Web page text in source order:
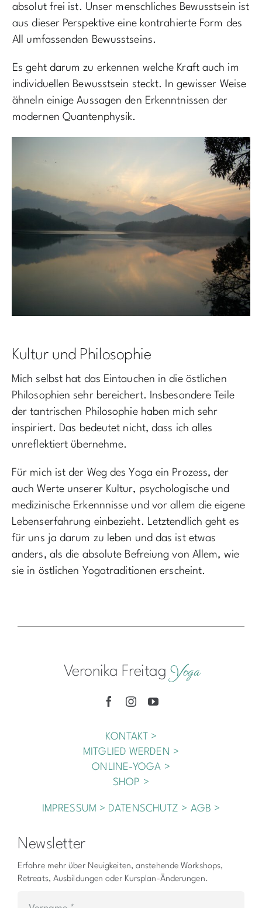
absolut frei ist. Unser menschliches Bewusstsein ist
aus dieser Perspektive eine kontrahierte Form des
All umfassenden Bewusstseins.
Es geht darum zu erkennen welche Kraft auch im
individuellen Bewusstsein steckt. In gewisser Weise
ähneln einige Aussagen den Erkenntnissen der
modernen Quantenphysik.
Kultur und Philosophie
Mich selbst hat das Eintauchen in die östlichen
Philosophien sehr bereichert. Insbesondere Teile
der tantrischen Philosophie haben mich sehr
inspiriert. Das bedeutet nicht, dass ich alles
unreflektiert übernehme.
Für mich ist der Weg des Yoga ein Prozess, der
auch Werte unserer Kultur, psychologische und
medizinische Erkennnisse und vor allem die eigene
Lebenserfahrung einbezieht. Letztendlich geht es
für uns ja darum zu leben und das ist etwas
anders, als die absolute Befreiung von Allem, wie
sie in östlichen Yogatraditionen erscheint.
Veronika FreitagYoga
KONTAKT >
MITGLIED WERDEN >
ONLINE-YOGA >
SHOP >
IMPRESSUM > DATENSCHUTZ > AGB >
Newsletter
Erfahre mehr über Neuigkeiten, anstehende Workshops,
Retreats, Ausbildungen oder Kursplan-Änderungen.